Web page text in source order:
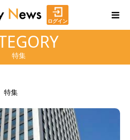
ログイン
特集
特集